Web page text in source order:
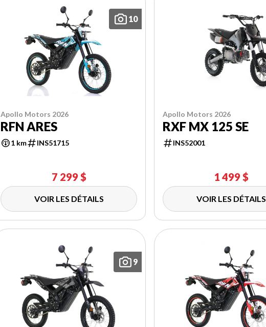
10
Apollo Motors 2026
RFN ARES
1 km INS51715
7 299 $
VOIR LES DÉTAILS
Apollo Motors 2026
RXF MX 125 SE
INS52001
1 499 $
VOIR LES DÉTAILS
9